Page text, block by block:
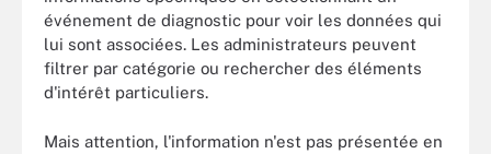
événement de diagnostic pour voir les données qui
lui sont associées. Les administrateurs peuvent
filtrer par catégorie ou rechercher des éléments
d'intérêt particuliers.
Mais attention, l'information n'est pas présentée en